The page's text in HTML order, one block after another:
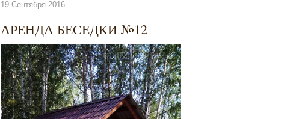
19 Сентября 2016
АРЕНДА БЕСЕДКИ №12